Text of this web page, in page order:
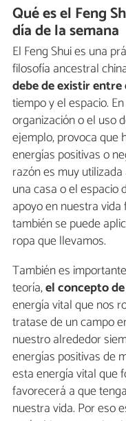
Qué es el Feng
día de la semana
El Feng Shui es una
filosofía ancestral
debe de existir
tiempo y el espacio.
organización o el uso
ejemplo, provoca que
energías positivas o
razón es muy
una casa o el espacio
apoyo en nuestra
también se puede
ropa que llevamos.
También es
teoría,el concepto
energía vital que nos
tratase de un campo
nuestro alrededor
energías positivas de
esta energía vital que
favorecerá a que
nuestra vida. Por eso